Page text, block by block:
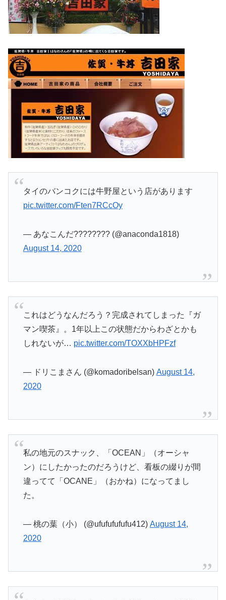
タイのバンコクには牛野屋という店があります
pic.twitter.com/Ften7RCcOy
— あなこんだ???????? (@anaconda1818)
August 14, 2020
これはどうなんだろう？完成されてしまった『ガ
マン喫茶』。1年以上この状態だからわざとかも
しれないが… pic.twitter.com/TOXXbHPFzf
— ドリこまさん (@komadoribelsan) August 14,
2020
私の地元のスナック、「OCEAN」（オーシャ
ン）にしたかったのだろうけど、看板の綴りが間
違ってて「OCANE」（おかね）になってまし
た。
— 桃の葉（小） (@ufufufufufu412) August 14,
2020